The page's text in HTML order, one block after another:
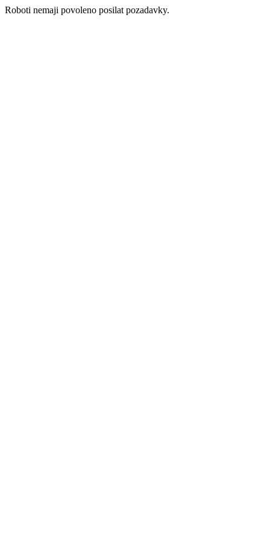
Roboti nemaji povoleno posilat pozadavky.